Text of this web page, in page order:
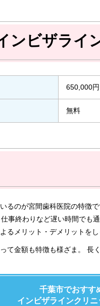
ンビザライ
650,000円
無料
るのが宮間歯科医院の特徴
事終わりなど遅い時間でも
るメリット・デメリットを
て金額も特徴も様ざま。 長
千葉市でおすす
インビザラインクリニ